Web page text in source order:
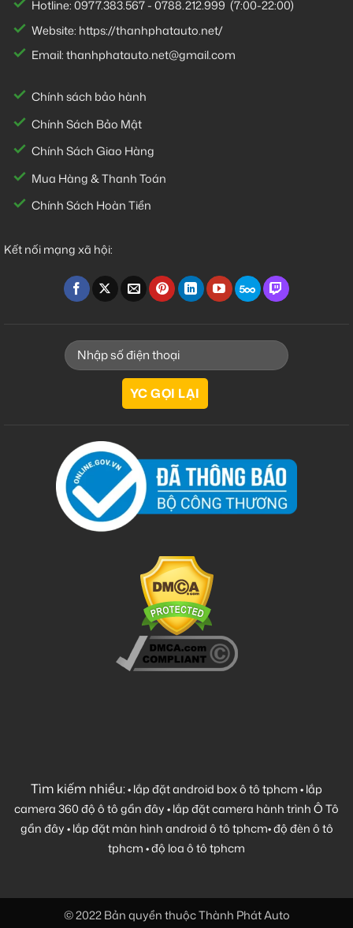
Hotline:0977.383.567-0788.212.999 (7:00-22:00)
Website: https://thanhphatauto.net/
Email:thanhphatauto.net@gmail.com
Chính sách bảo hành
Chính Sách Bảo Mật
Chính Sách Giao Hàng
Mua Hàng & Thanh Toán
Chính Sách Hoàn Tiền
Kết nối mạng xã hội:
Tìm kiếm nhiều:•lắp đặt android box ô tô tphcm•lắp
camera 360 độ ô tô gần đây•lắp đặt camera hành trình Ô Tô
gần đây•lắp đặt màn hình android ô tô tphcm•độ đèn ô tô
tphcm•độ loa ô tô tphcm
© 2022 Bản quyền thuộc Thành Phát Auto